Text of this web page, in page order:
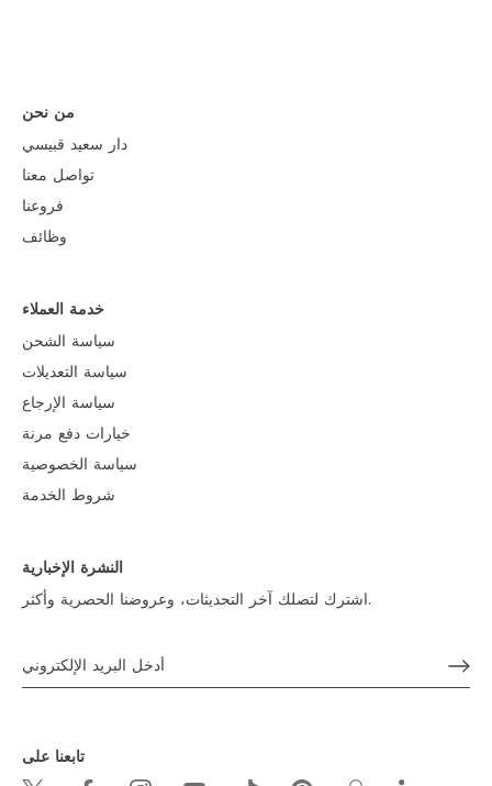
من نحن
دار سعيد قبيسي
تواصل معنا
فروعنا
وظائف
خدمة العملاء
سياسة الشحن
سياسة التعديلات
سياسة الإرجاع
خيارات دفع مرنة
سياسة الخصوصية
شروط الخدمة
النشرة الإخبارية
اشترك لتصلك آخر التحديثات، وعروضنا الحصرية وأكثر.
تابعنا على